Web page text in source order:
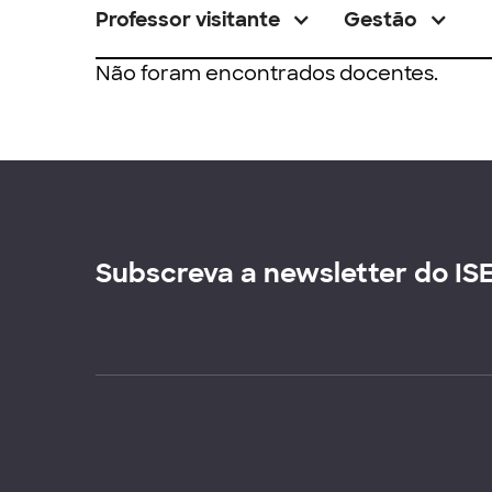
Professor visitante Gestão
Não foram encontrados docentes.
Subscreva a newsletter do